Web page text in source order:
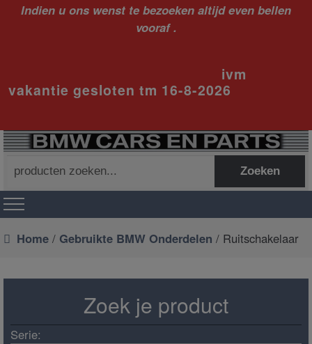
Indien u ons wenst te bezoeken altijd even bellen
vooraf .
ivm
vakantie gesloten tm 16-8-2026
naar:
Zoeken
Home / Gebruikte BMW Onderdelen / Ruitschakelaar
Zoek je product
Serie: